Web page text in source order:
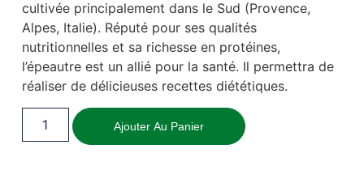
cultivée principalement dans le Sud (Provence,
Alpes, Italie). Réputé pour ses qualités
nutritionnelles et sa richesse en protéines,
l’épeautre est un allié pour la santé. Il permettra de
réaliser de délicieuses recettes diététiques.
Ajouter Au Panier